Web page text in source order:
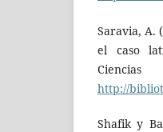
Saravia, A.
el caso
http://
Shafik y